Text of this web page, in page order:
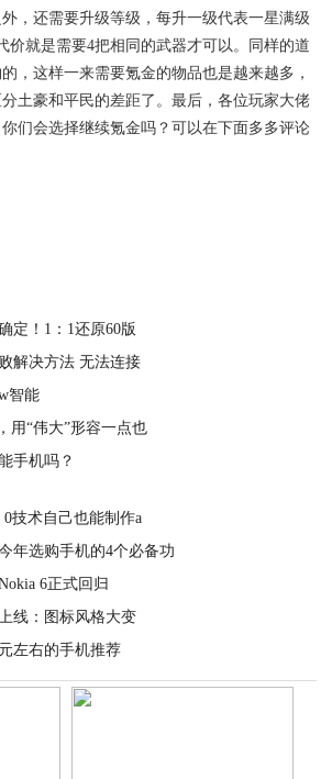
，还需要升级等级，每升一级代表一星满级
价就是需要4把相同的武器才可以。同样的道
，这样一来需要氪金的物品也是越来越多，
土豪和平民的差距了。最后，各位玩家大佬
们会选择继续氪金吗？可以在下面多多评论
定！1：1还原60版
解决方法 无法连接
智能
用“伟大”形容一点也
手机吗？
技术自己也能制作a
年选购手机的4个必备功
6正式回归
线：图标风格大变
左右的手机推荐
2020-06-10